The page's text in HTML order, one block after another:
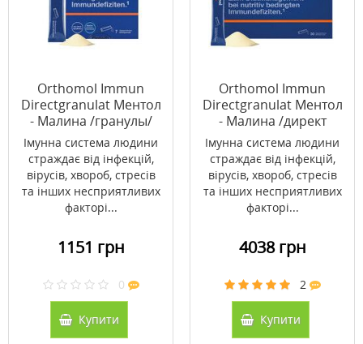
Orthomol Immun
Directgranulat Ментол
- Малина /гранулы/
(відновлення імунної
системи) 7 днів
Імунна система людини
страждає від інфекцій,
вірусів, хвороб, стресів
та інших несприятливих
факторі...
1151 грн
0
Купити
Orthomol Immun
Directgranulat Ментол
- Малина /директ
гранул/ (відновлення
імунної системи) 30
днів
Імунна система людини
страждає від інфекцій,
вірусів, хвороб, стресів
та інших несприятливих
факторі...
4038 грн
2
Купити